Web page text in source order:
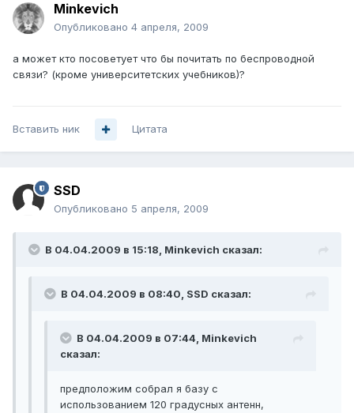
Minkevich
Опубликовано 4 апреля, 2009
а может кто посоветует что бы почитать по беспроводной
связи? (кроме университетских учебников)?
Вставить ник Цитата
SSD
Опубликовано 5 апреля, 2009
В 04.04.2009 в 15:18, Minkevich сказал:
В 04.04.2009 в 08:40, SSD сказал:
В 04.04.2009 в 07:44, Minkevich
сказал:
предположим собрал я базу с
использованием 120 градусных антенн,